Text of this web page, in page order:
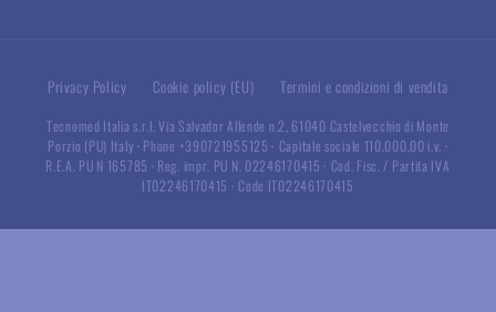
Privacy Policy Cookie policy (EU) Termini e condizioni di vendita
Tecnomed Italia s.r.l. Via Salvador Allende n.2, 61040 Castelvecchio di Monte
Porzio (PU) Italy · Phone +390721955125· Capitale sociale 110.000,00 i.v. ·
R.E.A. PU N 165785 · Reg. impr. PU N. 02246170415· Cod. Fisc. / Partita IVA
IT02246170415 · Code IT02246170415